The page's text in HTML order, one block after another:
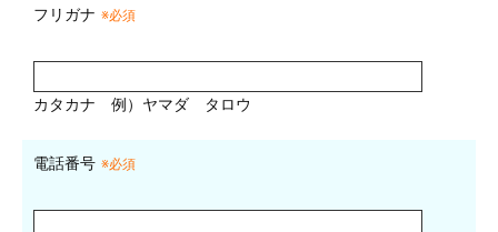
フリガナ ※必須
カタカナ 例）ヤマダ タロウ
電話番号 ※必須